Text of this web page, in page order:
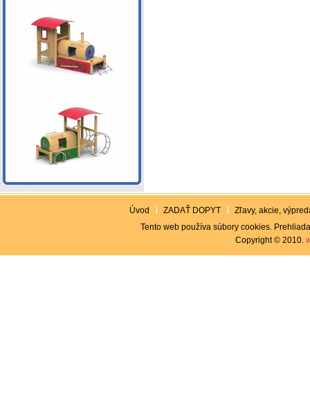
Úvod ZADAŤ DOPYT
Zľavy, akcie,
Tento web používa súbory cookies.
Copyright © 2010.